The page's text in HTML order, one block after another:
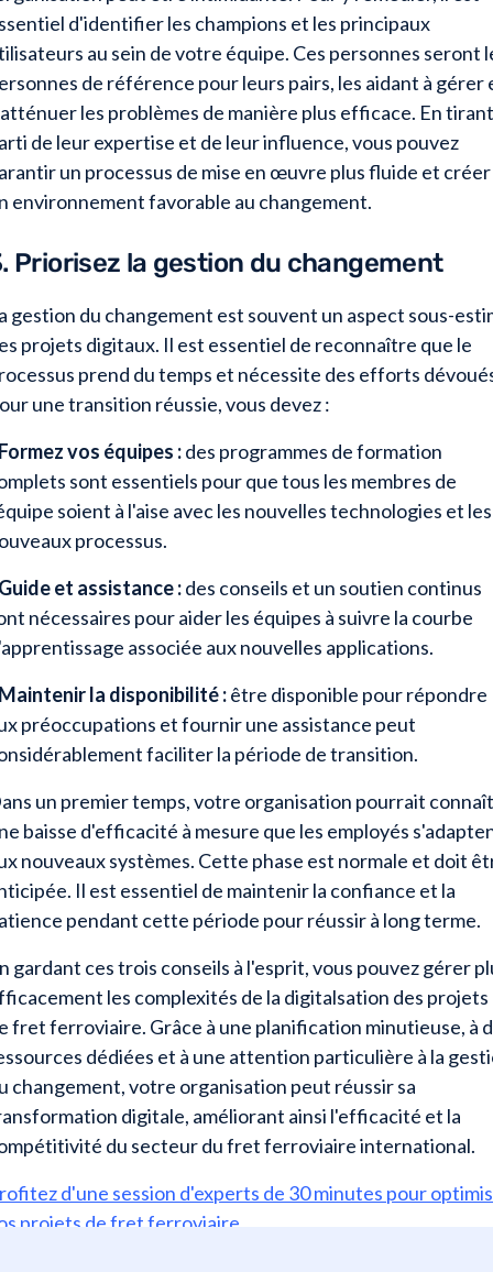
d'identifier les champions et les principaux
au sein de votre équipe. Ces personnes seront
de référence pour leurs pairs, les aidant à gérer
les problèmes de manière plus efficace. En tirant
de leur expertise et de leur influence, vous pouvez
un processus de mise en œuvre plus fluide et créer
environnement favorable au changement.
Priorisez la gestion du changement
gestion du changement est souvent un aspect sous-
projets digitaux. Il est essentiel de reconnaître que le
prend du temps et nécessite des efforts
une transition réussie, vous devez :
vos équipes :des programmes de formation
sont essentiels pour que tous les membres de
soient à l'aise avec les nouvelles technologies et les
processus.
et assistance :des conseils et un soutien continus
nécessaires pour aider les équipes à suivre la courbe
associée aux nouvelles applications.
la disponibilité :être disponible pour répondre
préoccupations et fournir une assistance peut
faciliter la période de transition.
un premier temps, votre organisation pourrait
baisse d'efficacité à mesure que les employés
nouveaux systèmes. Cette phase est normale et doit
Il est essentiel de maintenir la confiance et la
pendant cette période pour réussir à long terme.
gardant ces trois conseils à l'esprit, vous pouvez gérer
les complexités de la digitalsation des projets
fret ferroviaire. Grâce à une planification minutieuse, à
dédiées et à une attention particulière à la
changement, votre organisation peut réussir sa
digitale, améliorant ainsi l'efficacité et la
du secteur du fret ferroviaire international.
d'une session d'experts de 30 minutes pour
projets de fret ferroviaire.